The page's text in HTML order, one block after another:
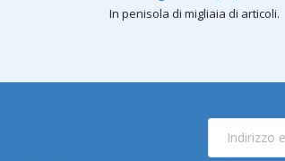
In penisola di migliaia di articoli.